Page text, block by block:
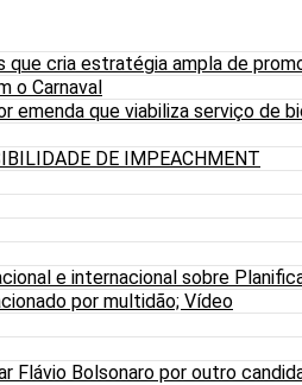
cria estratégia ampla de
o Carnaval
emenda que viabiliza serviço de
DE IMPEACHMENT
e internacional sobre
por multidão; Vídeo
Flávio Bolsonaro por outro